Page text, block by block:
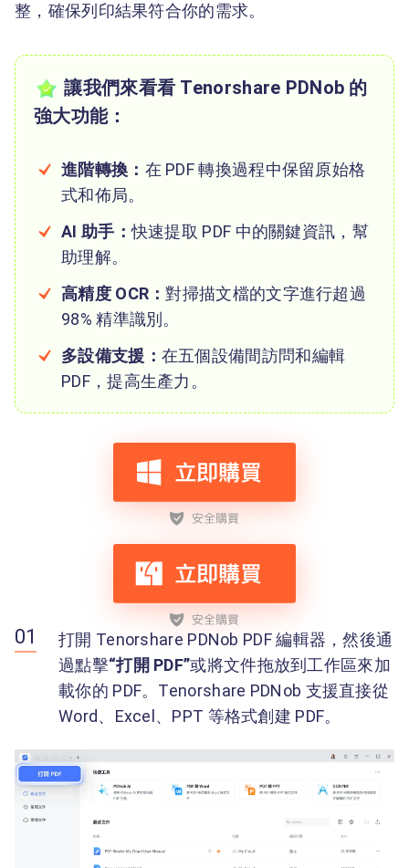
整，確保列印結果符合你的需求。
讓我們來看看 Tenorshare PDNob 的
強大功能：
進階轉換： 在 PDF 轉換過程中保留原始格
式和佈局。
AI 助手：快速提取 PDF 中的關鍵資訊，幫
助理解。
高精度 OCR：對掃描文檔的文字進行超過
98% 精準識別。
多設備支援： 在五個設備間訪問和編輯
PDF，提高生產力。
打開 Tenorshare PDNob PDF 編輯器，然後通
過點擊“打開 PDF”或將文件拖放到工作區來加
載你的 PDF。Tenorshare PDNob 支援直接從
Word、Excel、PPT 等格式創建 PDF。